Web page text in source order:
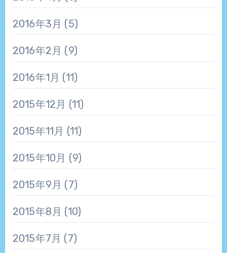
2016年3月 (5)
2016年2月 (9)
2016年1月 (11)
2015年12月 (11)
2015年11月 (11)
2015年10月 (9)
2015年9月 (7)
2015年8月 (10)
2015年7月 (7)